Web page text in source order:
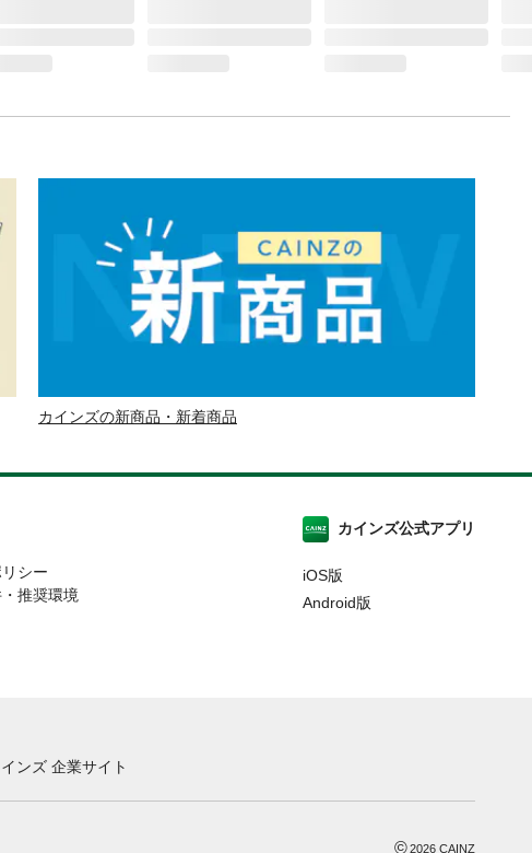
カインズの新商品・新着商品
シー
推奨環境
カインズ公式アプリ
iOS版
Android版
ンズ 企業サイト
©2026 CAINZ